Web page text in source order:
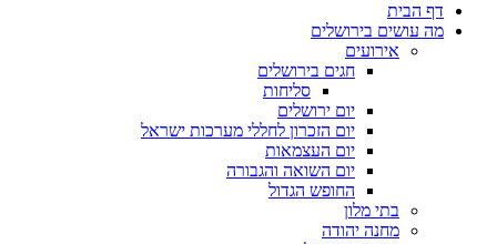
דף הבית
מה עושים בירושלים
אירועים
חגים בירושלים
סליחות
יום ירושלים
יום הזכרון לחללי מערכות ישראל
יום העצמאות
יום השואה והגבורה
החופש הגדול
בתי מלון
מחנה יהודה